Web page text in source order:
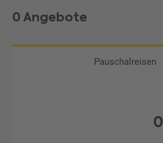
0 Angebote
Pauschalreisen